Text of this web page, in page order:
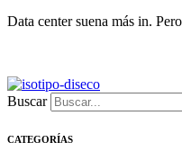
Data center suena más in.
Buscar
CATEGORÍAS